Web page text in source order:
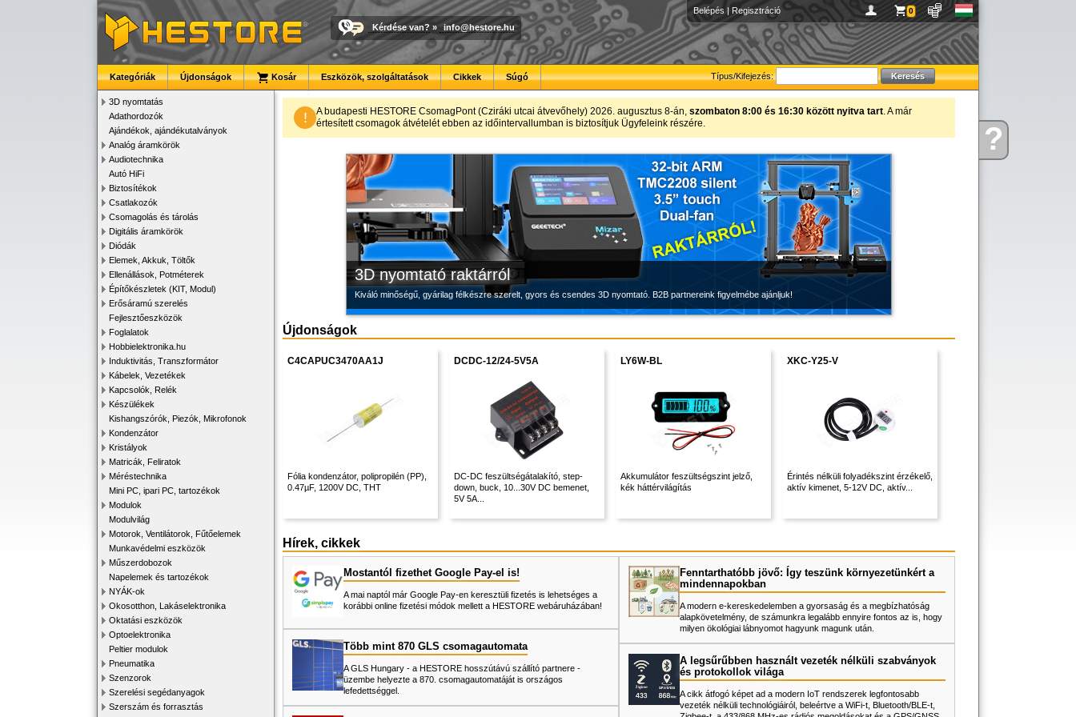
Kérdése?
Belépés | Regisztráció 0
Kérdése van? » info@hestore.hu
Típus/Kifejezés:
Kategóriák Újdonságok Kosár Eszközök, szolgáltatások Cikkek Súgó
3D nyomtatás
Adathordozók
Ajándékok, ajándékutalványok
Analóg áramkörök
Audiotechnika
Autó HiFi
Biztosítékok
Csatlakozók
Csomagolás és tárolás
Digitális áramkörök
Diódák
Elemek, Akkuk, Töltők
Ellenállások, Potméterek
Építőkészletek (KIT, Modul)
Erősáramú szerelés
Fejlesztőeszközök
Foglalatok
Hobbielektronika.hu
Induktivitás, Transzformátor
Kábelek, Vezetékek
Kapcsolók, Relék
Készülékek
Kishangszórók, Piezók, Mikrofonok
Kondenzátor
Kristályok
Matricák, Feliratok
Méréstechnika
Mini PC, ipari PC, tartozékok
Modulok
Modulvilág
Motorok, Ventilátorok, Fűtőelemek
Munkavédelmi eszközök
Műszerdobozok
Napelemek és tartozékok
NYÁK-ok
Okosotthon, Lakáselektronika
Oktatási eszközök
Optoelektronika
Peltier modulok
Pneumatika
Szenzorok
Szerelési segédanyagok
Szerszám és forrasztás
! A budapesti HESTORE CsomagPont (Cziráki utcai átvevőhely) 2026. augusztus 8-án, szombaton 8:00 és 16:30 között nyitva tart. A már
értesített csomagok átvételét ebben az időintervallumban is biztosítjuk Ügyfeleink részére.
3D nyomtató raktárról
Kiváló minőségű, gyárilag félkészre szerelt, gyors és csendes 3D nyomtató. B2B partnereink figyelmébe ajánljuk!
Új PLA filamentek készletről
Kiváló árfekvésű, sok színben elérhető 1.75 mm-es PLA filamentek a HESTORE kínálatában
Megbízható labortápegység készletről
Új, modern megjelenésű és megbízható labortápegység, a HESTORE kínálatában
Modulvilág
Fejlesztés, szórakozás és robotika, a HESTORE-tól
Újdonságok
C4CAPUC3470AA1J
Fólia kondenzátor, polipropilén (PP),
0.47µF, 1200V DC, THT
DCDC-12/24-5V5A
DC-DC feszültségátalakító, step-
down, buck, 10...30V DC bemenet,
5V 5A...
LY6W-BL
Akkumulátor feszültségszint jelző,
kék háttérvilágítás
XKC-Y25-V
Érintés nélküli folyadékszint érzékelő,
aktív kimenet, 5-12V DC, aktív...
Hírek, cikkek
Mostantól fizethet Google Pay-el is!
A mai naptól már Google Pay-en keresztüli fizetés is lehetséges a
korábbi online fizetési módok mellett a HESTORE webáruházában!
Több mint 870 GLS csomagautomata
A GLS Hungary - a HESTORE hosszútávú szállító partnere -
üzembe helyezte a 870. csomagautomatáját is országos
lefedettséggel.
Fenntarthatóbb jövő: Így teszünk környezetünkért a
mindennapokban
A modern e-kereskedelemben a gyorsaság és a megbízhatóság
alapkövetelmény, de számunkra legalább ennyire fontos az is, hogy
milyen ökológiai lábnyomot hagyunk magunk után.
A legsűrűbben használt vezeték nélküli szabványok
és protokollok világa
A cikk átfogó képet ad a modern IoT rendszerek legfontosabb
vezeték nélküli technológiáiról, beleértve a WiFi-t, Bluetooth/BLE-t,